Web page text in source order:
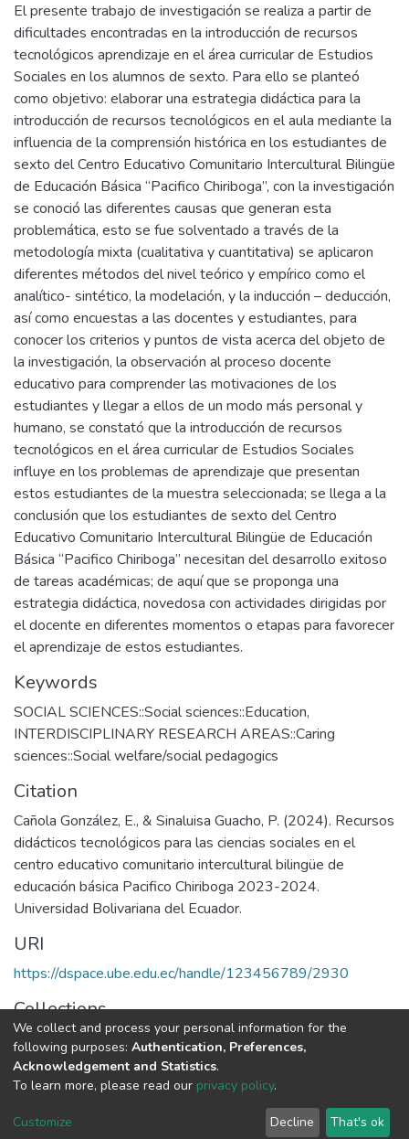
El presente trabajo de investigación se realiza a partir de
dificultades encontradas en la introducción de recursos
tecnológicos aprendizaje en el área curricular de Estudios
Sociales en los alumnos de sexto. Para ello se planteó
como objetivo: elaborar una estrategia didáctica para la
introducción de recursos tecnológicos en el aula mediante la
influencia de la comprensión histórica en los estudiantes de
sexto del Centro Educativo Comunitario Intercultural Bilingüe
de Educación Básica “Pacifico Chiriboga”, con la investigación
se conoció las diferentes causas que generan esta
problemática, esto se fue solventado a través de la
metodología mixta (cualitativa y cuantitativa) se aplicaron
diferentes métodos del nivel teórico y empírico como el
analítico- sintético, la modelación, y la inducción – deducción,
así como encuestas a las docentes y estudiantes, para
conocer los criterios y puntos de vista acerca del objeto de
la investigación, la observación al proceso docente
educativo para comprender las motivaciones de los
estudiantes y llegar a ellos de un modo más personal y
humano, se constató que la introducción de recursos
tecnológicos en el área curricular de Estudios Sociales
influye en los problemas de aprendizaje que presentan
estos estudiantes de la muestra seleccionada; se llega a la
conclusión que los estudiantes de sexto del Centro
Educativo Comunitario Intercultural Bilingüe de Educación
Básica “Pacifico Chiriboga” necesitan del desarrollo exitoso
de tareas académicas; de aquí que se proponga una
estrategia didáctica, novedosa con actividades dirigidas por
el docente en diferentes momentos o etapas para favorecer
el aprendizaje de estos estudiantes.
Keywords
SOCIAL SCIENCES::Social sciences::Education,
INTERDISCIPLINARY RESEARCH AREAS::Caring
sciences::Social welfare/social pedagogics
Citation
Cañola González, E., & Sinaluisa Guacho, P. (2024). Recursos
didácticos tecnológicos para las ciencias sociales en el
centro educativo comunitario intercultural bilingüe de
educación básica Pacifico Chiriboga 2023-2024.
Universidad Bolivariana del Ecuador.
URI
https://dspace.ube.edu.ec/handle/123456789/2930
Collections
Tesis
Full item page
We collect and process your personal information for the
following purposes: Authentication, Preferences,
Acknowledgement and Statistics.
To learn more, please read our privacy policy.
Customize Decline That's ok